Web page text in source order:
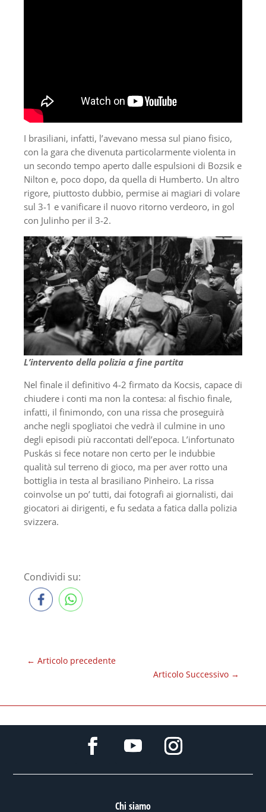
I brasiliani, infatti, l’avevano messa sul piano fisico,
con la gara che divenuta particolarmente violenta in
un secondo tempo aperto dalle espulsioni di Bozsik e
Nilton e, poco dopo, da quella di Humberto. Un altro
rigore, piuttosto dubbio, permise ai magiari di volare
sul 3-1 e vanificare il nuovo ritorno verdeoro, in gol
con Julinho per il 3-2.
L’intervento della polizia a fine partita
Nel finale il definitivo 4-2 firmato da Kocsis, capace di
chiudere i conti ma non la contesa: al fischio finale,
infatti, il finimondo, con una rissa che proseguirà
anche negli spogliatoi che vedrà il culmine in uno
degli episodi più raccontati dell’epoca. L’infortunato
Puskás si fece notare non certo per le indubbie
qualità sul terreno di gioco, ma per aver rotto una
bottiglia in testa al brasiliano Pinheiro. La rissa
coinvolse un po’ tutti, dai fotografi ai giornalisti, dai
giocatori ai dirigenti, e fu sedata a fatica dalla polizia
svizzera.
Condividi su:
← Articolo precedente
Articolo Successivo →
Chi siamo